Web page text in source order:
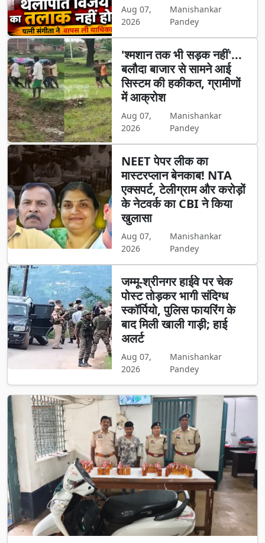
Aug 07,
2026
Manishankar
Pandey
'श्मशान तक भी सड़क नहीं'...
बलौदा बाजार से सामने आई
सिस्टम की हकीकत, ग्रामीणों
में आक्रोश
Aug 07,
2026
Manishankar
Pandey
NEET पेपर लीक का
मास्टरप्लान बेनकाब! NTA
एक्सपर्ट, टेलीग्राम और करोड़ों
के नेटवर्क का CBI ने किया
खुलासा
Aug 07,
2026
Manishankar
Pandey
जम्मू-श्रीनगर हाईवे पर चेक
पोस्ट तोड़कर भागी संदिग्ध
स्कॉर्पियो, पुलिस फायरिंग के
बाद मिली खाली गाड़ी; हाई
अलर्ट
Aug 07,
2026
Manishankar
Pandey